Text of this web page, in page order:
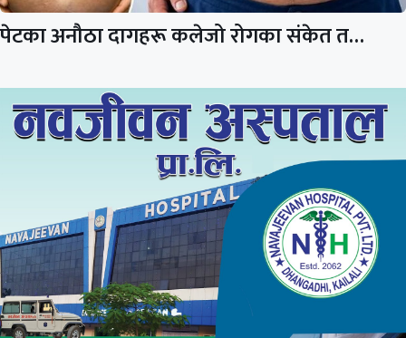
पेटका अनौठा दागहरू कलेजो रोगका संकेत त…